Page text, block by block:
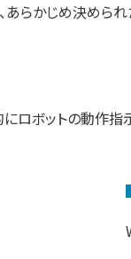
あらかじめ決めら
ロボットの動作指